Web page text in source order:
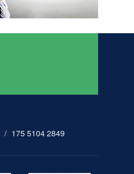
HE3B型 使能开关
/ 175 5104 2849